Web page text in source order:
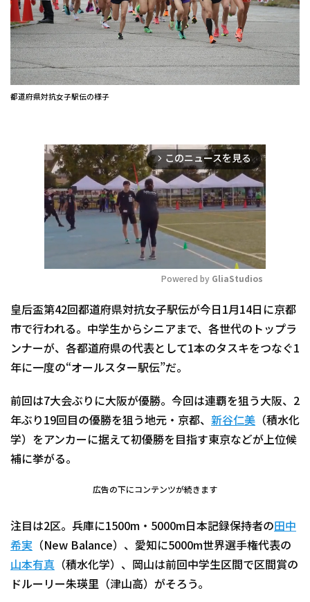
都道府県対抗女子駅伝の様子
arrow_forward_ios このニュースを見る
Mute
Powered by GliaStudios
皇后盃第42回都道府県対抗女子駅伝が今日1月14日に京都
市で行われる。中学生からシニアまで、各世代のトップラ
ンナーが、各都道府県の代表として1本のタスキをつなぐ1
年に一度の“オールスター駅伝”だ。
前回は7大会ぶりに大阪が優勝。今回は連覇を狙う大阪、2
年ぶり19回目の優勝を狙う地元・京都、 新谷仁美 （積水化
学）をアンカーに据えて初優勝を目指す東京などが上位候
補に挙がる。
広告の下にコンテンツが続きます
注目は2区。兵庫に1500m・5000m日本記録保持者の 田中
希実 （New Balance）、愛知に5000m世界選手権代表の
山本有真 （積水化学）、岡山は前回中学生区間で区間賞の
ドルーリー朱瑛里（津山高）がそろう。